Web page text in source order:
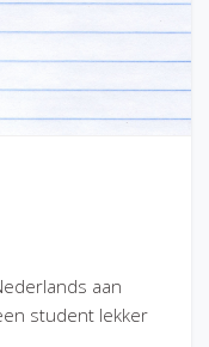
aan
student lekker